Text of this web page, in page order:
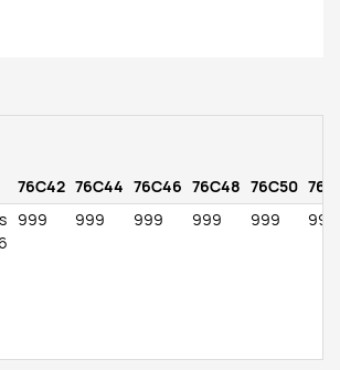
76C42 76C44 76C46 76C48 76C50
999 999 999 999 999 999